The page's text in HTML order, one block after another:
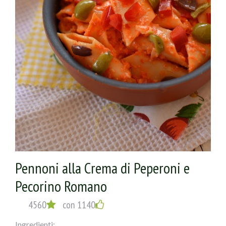
Pennoni alla Crema di Peperoni e
Pecorino Romano
4560 con 1140